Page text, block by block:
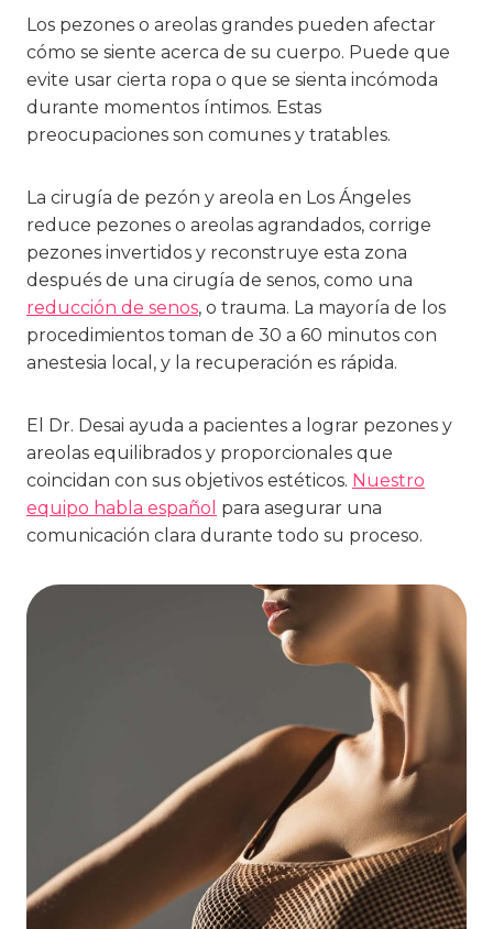
Los pezones o areolas grandes pueden afectar
cómo se siente acerca de su cuerpo. Puede que
evite usar cierta ropa o que se sienta incómoda
durante momentos íntimos. Estas
preocupaciones son comunes y tratables.
La cirugía de pezón y areola en Los Ángeles
reduce pezones o areolas agrandados, corrige
pezones invertidos y reconstruye esta zona
después de una cirugía de senos, como una
reducción de senos, o trauma. La mayoría de los
procedimientos toman de 30 a 60 minutos con
anestesia local, y la recuperación es rápida.
El Dr. Desai ayuda a pacientes a lograr pezones y
areolas equilibrados y proporcionales que
coincidan con sus objetivos estéticos. Nuestro
equipo habla español para asegurar una
comunicación clara durante todo su proceso.